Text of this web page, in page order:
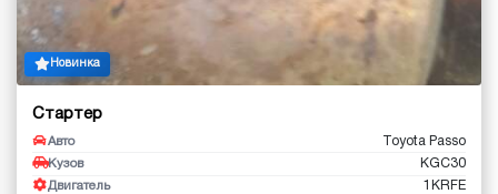
Новинка
Стартер
Авто Toyota Passo
Кузов KGC30
Двигатель 1KRFE